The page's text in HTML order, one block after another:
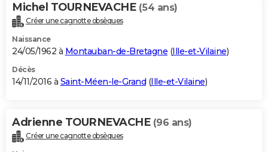
Michel TOURNEVACHE (54 ans)
Créer une cagnotte obsèques
Naissance
24/05/1962 à Montauban-de-Bretagne (Ille-et-Vilaine)
Décès
14/11/2016 à Saint-Méen-le-Grand (Ille-et-Vilaine)
Adrienne TOURNEVACHE (96 ans)
Créer une cagnotte obsèques